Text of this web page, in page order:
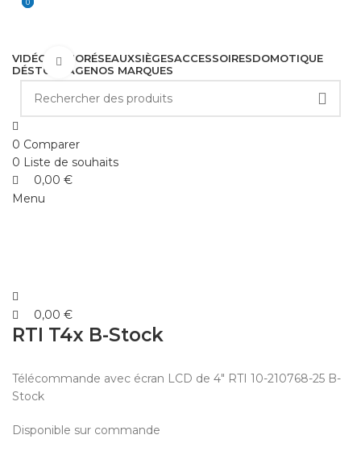
0 Comparer
0 Liste de souhaits
0
0,00 €
Menu
0
0,00 €
VIDÉO AUDIORÉSEAUXSIÈGESACCESSOIRESDOMOTIQUE
DÉSTOCKAGENOS MARQUES
Cliquez pour agrandir
RTI T4x B-Stock
Télécommande avec écran LCD de 4″ RTI 10-210768-25 B-
Stock
Disponible sur commande